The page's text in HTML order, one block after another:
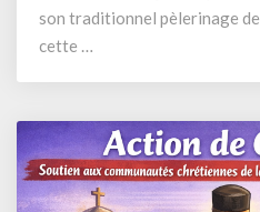
son traditionnel pèlerinage
cette …